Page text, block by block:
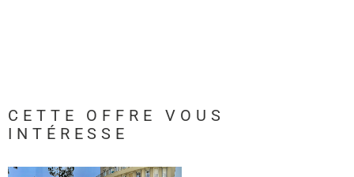
CETTE OFFRE
VOUS
INTÉRESSE